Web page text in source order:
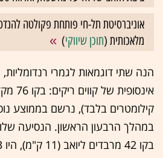
אוניברסיטת תל-חי פותחת פקולטה
מלאכותית (תוכן שיווקי)
הנה שתי דוגמאות לגמרי
קילומטרים בלבד), נרשם בממוצע